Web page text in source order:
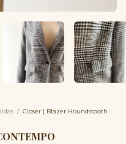
/ Closer | Blazer Houndstooth